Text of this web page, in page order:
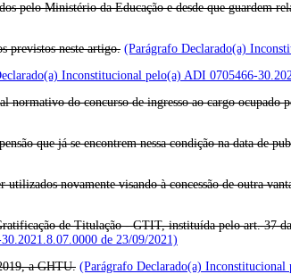
pelo Ministério da Educação e desde que guardem
previstos neste artigo. (Parágrafo Declarado(a)
Inconstitucional pelo(a) ADI 0705466-
do concurso de ingresso ao cargo ocupado
que já se encontrem nessa condição na data de
novamente visando à concessão de outra
de Titulação - GTIT, instituída pelo art. 37
de 23/09/2021)
a GHTU. (Parágrafo Declarado(a)